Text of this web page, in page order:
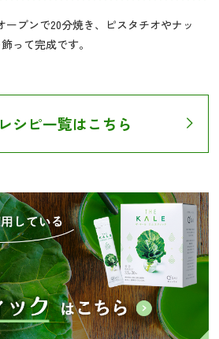
ーブンで20分焼き、ピスタチオやナッ
って完成です。
シピ一覧はこちら